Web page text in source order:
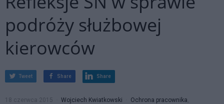
podróży służbowej
kierowców
Tweet Share Share
18 czerwca 2015 Wojciech Kwiatkowski Ochrona pracownika,